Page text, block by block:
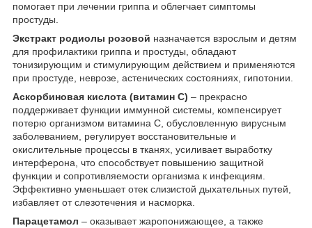
помогает при лечении гриппа и облегчает симптомы
простуды.
Экстракт родиолы розовой назначается взрослым и детям
для профилактики гриппа и простуды, обладают
тонизирующим и стимулирующим действием и применяются
при простуде, неврозе, астенических состояниях, гипотонии.
Аскорбиновая кислота (витамин С) – прекрасно
поддерживает функции иммунной системы, компенсирует
потерю организмом витамина С, обусловленную вирусным
заболеванием, регулирует восстановительные и
окислительные процессы в тканях, усиливает выработку
интерферона, что способствует повышению защитной
функции и сопротивляемости организма к инфекциям.
Эффективно уменьшает отек слизистой дыхательных путей,
избавляет от слезотечения и насморка.
Парацетамол – оказывает жаропонижающее, а также